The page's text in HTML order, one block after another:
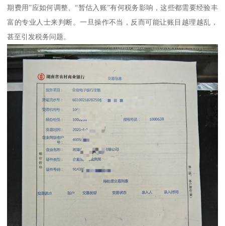
期费用”应如何调整、“暂估入账”有何税务影响，这些都需要经验丰
富的专业人士来判断。一旦操作不当，反而可能让账目越理越乱，
甚至引发税务问题。